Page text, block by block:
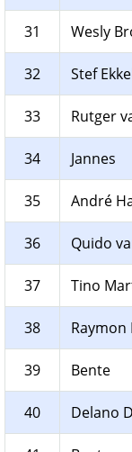
31 Wesly
32 Stef
33 Rutger
34 Jannes
35 André
36 Quido
37 Tino
38 Raymon
39 Bente
40 Delano